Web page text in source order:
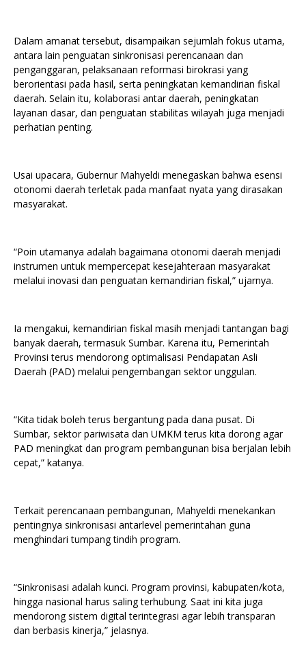
Dalam amanat tersebut, disampaikan sejumlah fokus utama,
antara lain penguatan sinkronisasi perencanaan dan
penganggaran, pelaksanaan reformasi birokrasi yang
berorientasi pada hasil, serta peningkatan kemandirian fiskal
daerah. Selain itu, kolaborasi antar daerah, peningkatan
layanan dasar, dan penguatan stabilitas wilayah juga menjadi
perhatian penting.
Usai upacara, Gubernur Mahyeldi menegaskan bahwa esensi
otonomi daerah terletak pada manfaat nyata yang dirasakan
masyarakat.
“Poin utamanya adalah bagaimana otonomi daerah menjadi
instrumen untuk mempercepat kesejahteraan masyarakat
melalui inovasi dan penguatan kemandirian fiskal,” ujarnya.
Ia mengakui, kemandirian fiskal masih menjadi tantangan bagi
banyak daerah, termasuk Sumbar. Karena itu, Pemerintah
Provinsi terus mendorong optimalisasi Pendapatan Asli
Daerah (PAD) melalui pengembangan sektor unggulan.
“Kita tidak boleh terus bergantung pada dana pusat. Di
Sumbar, sektor pariwisata dan UMKM terus kita dorong agar
PAD meningkat dan program pembangunan bisa berjalan lebih
cepat,” katanya.
Terkait perencanaan pembangunan, Mahyeldi menekankan
pentingnya sinkronisasi antarlevel pemerintahan guna
menghindari tumpang tindih program.
“Sinkronisasi adalah kunci. Program provinsi, kabupaten/kota,
hingga nasional harus saling terhubung. Saat ini kita juga
mendorong sistem digital terintegrasi agar lebih transparan
dan berbasis kinerja,” jelasnya.